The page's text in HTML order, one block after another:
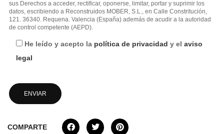
sus Derechos a acceder, rectificar, oponerse, limitar, portar y suprimir los
datos, escribiendo a Reconstruidos MOBER, S.L., en Calle Constritución,
121. 36340. Requena. Valencia (España) además de acudir a la autoridad
de control competente (AEPD).
He leído y acepto la política de privacidad y el aviso
legal
COMPARTE